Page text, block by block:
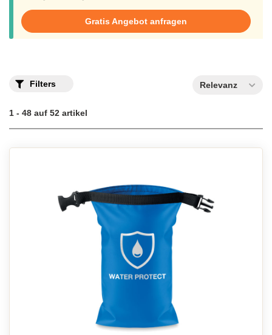
Taschen die perfekte Lösung, um Ihre Marke stilvoll zu
präsentieren.
Gratis Angebot anfragen
Filters Relevanz
1 - 48 auf 52 artikel